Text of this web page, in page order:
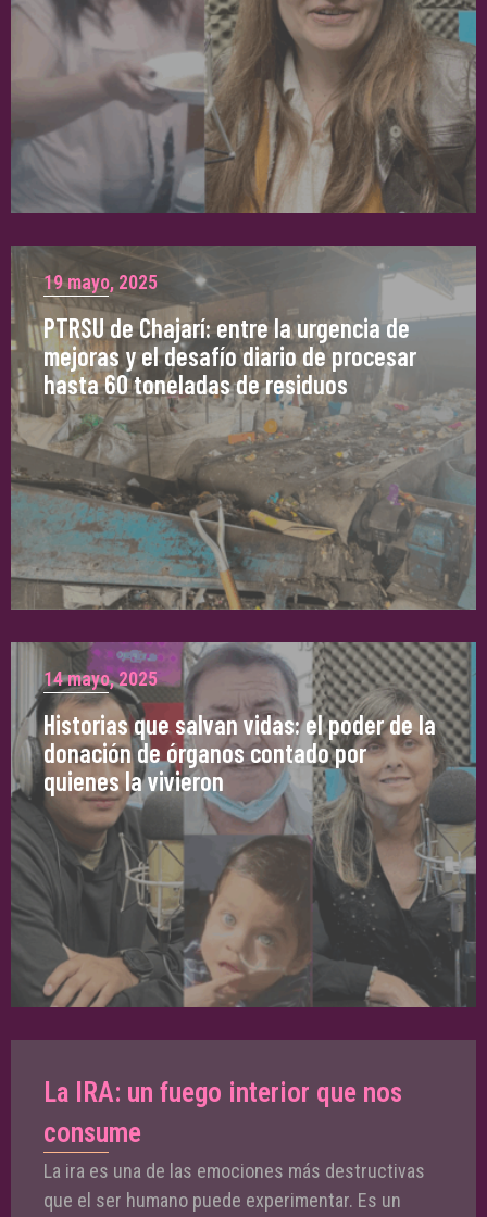
19 mayo, 2025
PTRSU de Chajarí: entre la urgencia de
mejoras y el desafío diario de procesar
hasta 60 toneladas de residuos
14 mayo, 2025
Historias que salvan vidas: el poder de la
donación de órganos contado por
quienes la vivieron
La IRA: un fuego interior que nos
consume
La ira es una de las emociones más destructivas
que el ser humano puede experimentar. Es un